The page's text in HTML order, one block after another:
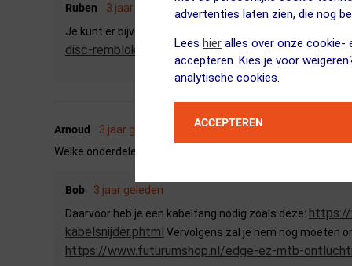
advertenties laten zien, die nog
Lees hier alles over onze cookie-
accepteren. Kies je voor
analytische cookies.
ACCEPTEREN
Ruben
3 jaar geleden
Je kunt er bijvoorbeeld deze blokjes voor nemen:
disc-remblokken.phtml
Arnoud
3 jaar geleden
Welke onderdelen en gereedschap heb ik nodig om de
Bob
3 jaar geleden
Daarvoor heb je een kabeltang nodig zoals deze:
kabelsnijder.phtml Vervolgens zal je hem nog moeten
https://www.futurumshop.nl/edge-ez-mtb-